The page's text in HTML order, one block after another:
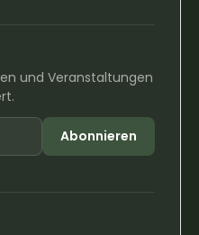
und Veranstaltungen
Abonnieren